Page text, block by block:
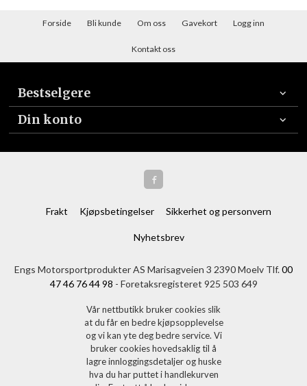
Forside Bli kunde Om oss Gavekort Logg inn
Kontakt oss
Bestselgere
Din konto
Frakt Kjøpsbetingelser Sikkerhet og personvern
Nyhetsbrev
Engs Motorsportprodukter AS Marisagveien 3 2390 Moelv Tlf.00
47 46 76 44 98 - Foretaksregisteret 925 503 649
Vår nettbutikk bruker cookies slik
at du får en bedre kjøpsopplevelse
og vi kan yte deg bedre service. Vi
bruker cookies hovedsaklig til å
lagre innloggingsdetaljer og huske
hva du har puttet i handlekurven